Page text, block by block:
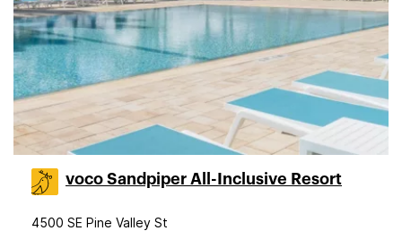
voco Sandpiper All-Inclusive Resort
4500 SE Pine Valley St